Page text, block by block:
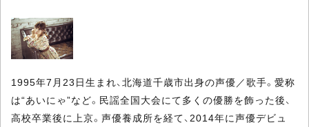
1995年7月23日生まれ、北海道千歳市出身の声優／歌手。愛称
は“あいにゃ”など。民謡全国大会にて多くの優勝を飾った後、
高校卒業後に上京。声優養成所を経て、2014年に声優デビュ